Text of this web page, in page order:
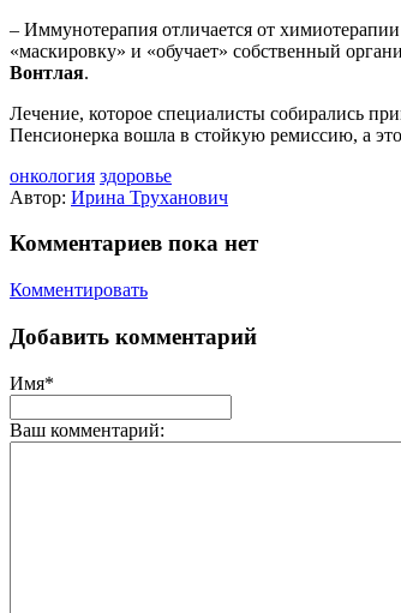
– Иммунотерапия отличается от
«маскировку» и «обучает» собственный
Вонтлая.
Лечение, которое специалисты собирались
Пенсионерка вошла в стойкую ремиссию, а
онкология здоровье
Автор: Ирина Труханович
Комментариев пока нет
Комментировать
Добавить комментарий
Имя*
Ваш комментарий: